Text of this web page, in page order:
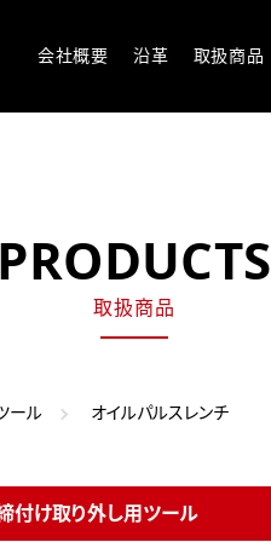
会社概要 沿革 取扱商品
PRODUCTS
取扱商品
ール オイルパルスレンチ
付け取り外し用ツール
覧へ